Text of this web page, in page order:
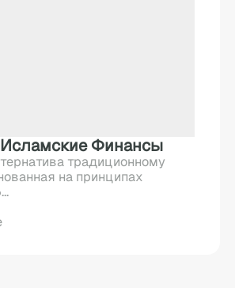
Исламские Финансы
традиционному
на принципах